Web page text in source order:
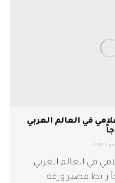
في العالم العربي
2020
في العالم العربي
19 نموذجاً رابط قصير ورقة